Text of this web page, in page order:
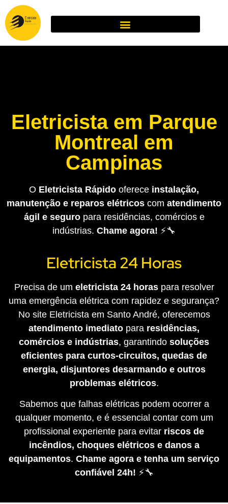
Eletricista em Parque
Montreal em
Campinas
O Eletricista Rápido oferece instalação,
manutenção e reparos elétricos com atendimento
ágil e seguropara residências, comércios e
indústrias. Chame agora! ⚡🔧
Eletricista 24 Horas
Precisa de um eletricista 24 horaspara resolver
uma emergência elétrica com rapidez e segurança?
No site Eletricista em Santo André, oferecemos
atendimento imediato para residências,
comércios e indústrias, garantindo soluções
eficientes para curtos-circuitos, quedas de
energia, disjuntores desarmando e outros
problemas elétricos.
Sabemos que falhas elétricas podem ocorrer a
qualquer momento, e é essencial contar com um
profissional experiente para evitar riscos de
incêndios, choques elétricos e danos a
equipamentos. Chame agora e tenha um serviço
confiável 24h! ⚡🔧